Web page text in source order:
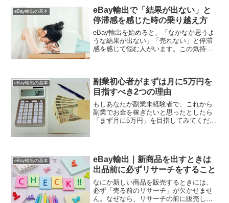
数」です。発送業務や顧客対応も重要な
タスクですが、上記の...
eBay輸出の基本
eBay輸出で「結果が出ない」と
停滞感を感じた時の乗り越え方
eBay輸出を始めると、「なかなか思うよ
うな結果が出ない」「売れない」と停滞
感を感じて悩む人がいます。この気持ち
しょう。なぜなら、も...
eBay輸出の基本
副業初心者がまずは月に5万円を
目指すべき2つの理由
もしあなたが副業未経験者で、これから
副業でお金を稼ぎたいと思ったとしたら
「まず月に5万円」を目指してみてくださ
べき2つの理由」につ...
eBay輸出の基本
eBay輸出｜新商品を出すときは
出品前に必ずリサーチをすること
なにか新しい商品を販売するときには、
必ず「売る前のリサーチ」が欠かせませ
ん。なぜなら、リサーチの前に販売して